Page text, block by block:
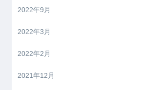
2022年9月
2022年3月
2022年2月
2021年12月